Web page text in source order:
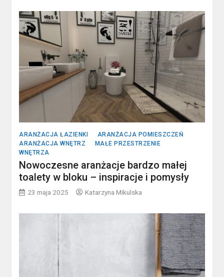
ARANŻACJA ŁAZIENKI
ARANŻACJA POMIESZCZEŃ
ARANŻACJA WNĘTRZ
MAŁE PRZESTRZENIE
WNĘTRZA
Nowoczesne aranżacje bardzo małej
toalety w bloku – inspiracje i pomysły
23 maja 2025 Katarzyna Mikulska